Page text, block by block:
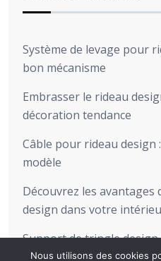
Système de levage pour
bon mécanisme
Embrasser le rideau
décoration tendance
Câble pour rideau design
modèle
Découvrez les avantages
design dans votre
Support de tringle design
pour sublimer votre
Nous utilisons des cookies